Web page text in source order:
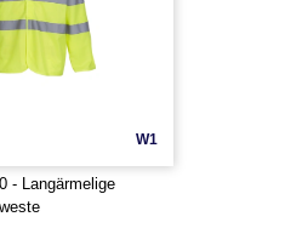
W1
- Langärmelige